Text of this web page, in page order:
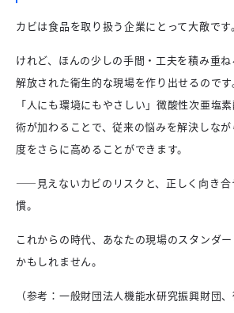
カビは食品を取り扱う企業にとって大敵です。
けれど、ほんの少しの手間・工夫を積み重
解放された衛生的な現場を作り出せるので
「人にも環境にもやさしい」微酸性次亜塩
術が加わることで、従来の悩みを解決しな
度をさらに高めることができます。
——見えないカビのリスクと、正しく向き合
慣。
これからの時代、あなたの現場のスタンダ
かもしれません。
（参考：一般財団法人機能水研究振興財団